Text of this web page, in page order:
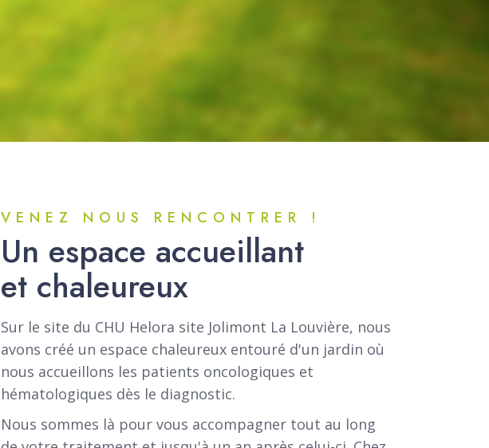
VENEZ NOUS RENCONTRER !
Un espace accueillant
et chaleureux
Sur le site du CHU Helora site Jolimont La Louvière, nous
avons créé un espace chaleureux entouré d'un jardin où
nous accueillons les patients oncologiques et
hématologiques dès le diagnostic.
Nous sommes là pour vous accompagner tout au long